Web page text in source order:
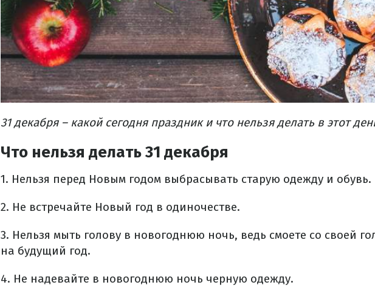
31 декабря – какой сегодня праздник и что нельзя делать в этот
Что нельзя делать 31 декабря
1. Нельзя перед Новым годом выбрасывать старую одежду и обувь.
2. Не встречайте Новый год в одиночестве.
3. Нельзя мыть голову в новогоднюю ночь, ведь смоете со своей
на будущий год.
4. Не надевайте в новогоднюю ночь черную одежду.